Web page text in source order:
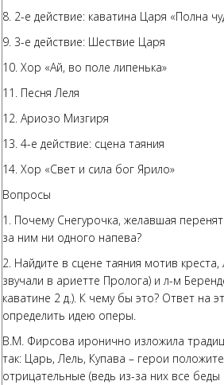
8. 2-е действие: каватина Царя «Полна
9. 3-е действие: Шествие Царя
10. Хор «Ай, во поле липенька»
11. Песня Леля
12. Ариозо Мизгиря
13. 4-е действие: сцена таяния
14. Хор «Свет и сила бог Ярило»
Вопросы
1. Почему Снегурочка, желавшая
за ним ни одного напева?
2. Найдите в сцене таяния мотив
звучали в ариетте Пролога) и л-м
каватине 2 д.). К чему бы это? Ответ на
определить идею оперы.
В.М. Фирсова иронично изложила
так: Царь, Лель, Купава – герои
отрицательные (ведь из-за них все